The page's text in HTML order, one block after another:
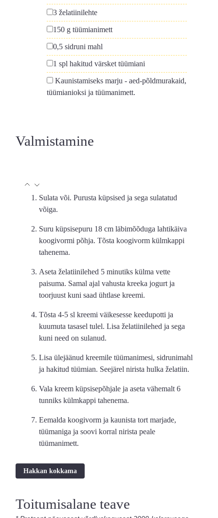
▢
3 želatiinilehte
▢
150 g tüümianimett
▢
0,5 sidruni mahl
▢
1 spl hakitud värsket tüümiani
▢
Kaunistamiseks marju - aed-põldmurakaid,
tüümianioksi ja tüümanimett.
Valmistamine
Sulata või. Purusta küpsised ja sega sulatatud
võiga.
Suru küpsisepuru 18 cm läbimõõduga lahtikäiva
koogivormi põhja. Tõsta koogivorm külmkappi
tahenema.
Aseta želatiinilehed 5 minutiks külma vette
paisuma. Samal ajal vahusta kreeka jogurt ja
toorjuust kuni saad ühtlase kreemi.
Tõsta 4-5 sl kreemi väikesesse keedupotti ja
kuumuta tasasel tulel. Lisa želatiinilehed ja sega
kuni need on sulanud.
Lisa ülejäänud kreemile tüümanimesi, sidrunimahl
ja hakitud tüümian. Seejärel nirista hulka želatiin.
Vala kreem küpsisepõhjale ja aseta vähemalt 6
tunniks külmkappi tahenema.
Eemalda koogivorm ja kaunista tort marjade,
tüümaniga ja soovi korral nirista peale
tüümanimett.
Hakkan kokkama
Toitumisalane teave